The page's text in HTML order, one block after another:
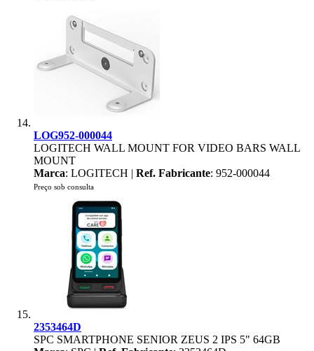
LOG952-000044
LOGITECH WALL MOUNT FOR VIDEO BARS WALL
MOUNT
Marca: LOGITECH | Ref. Fabricante: 952-000044
Preço sob consulta
2353464D
SPC SMARTPHONE SENIOR ZEUS 2 IPS 5" 64GB